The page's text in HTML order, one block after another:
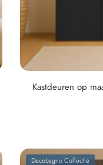
Kastdeuren op
DecoLegno Collectie